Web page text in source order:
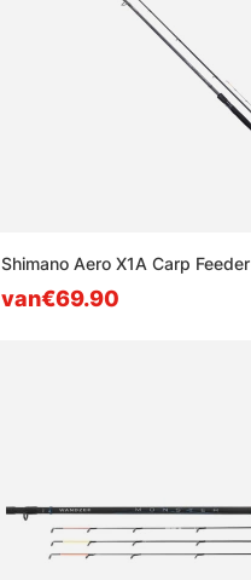
Shimano Aero X1A Carp Feeder
van€69.90